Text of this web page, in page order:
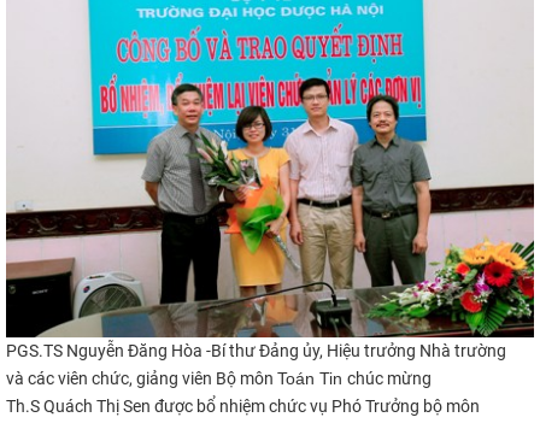
PGS.TS Nguyễn Đăng Hòa -Bí thư Đảng ủy, Hiệu trưởng Nhà trường​​
và các viên chức, giảng viên Bộ môn Toán Tin chúc mừng
Th.S Quách Thị Sen được bổ nhiệmchức vụ Phó Trưởng bộ môn